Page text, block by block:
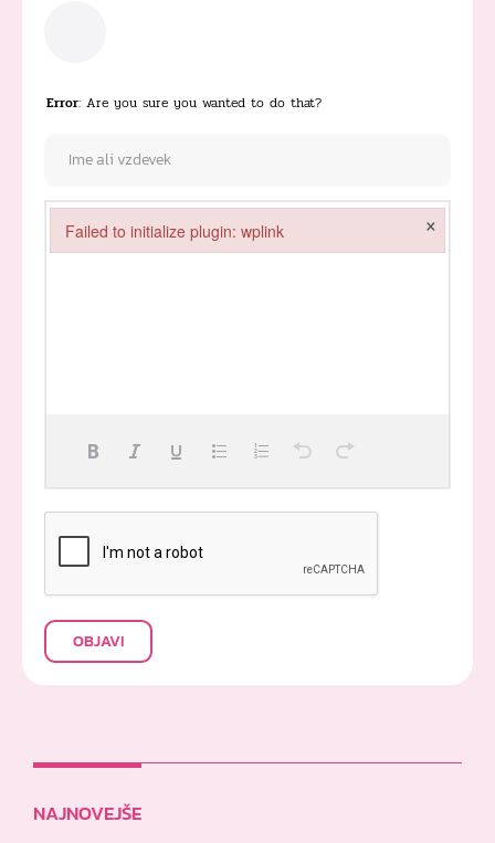
Error: Are you sure you wanted to do that?
OBJAVI
NAJNOVEJŠE
Failed to initialize plugin: wplink ×
Failed to initialize plugin: wplink